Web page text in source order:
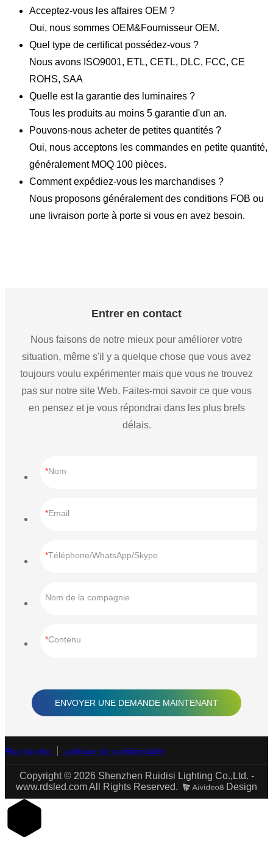
Acceptez-vous les affaires OEM ?
Oui, nous sommes OEM&Fournisseur OEM.
Quel type de certificat possédez-vous ?
Nous avons ISO9001, ETL, CETL, DLC, FCC, CE
ROHS, SAA
Quelle est la garantie des luminaires ?
Tous les produits au moins 5 garantie d'un an.
Pouvons-nous acheter de petites quantités ?
Oui, nous acceptons les commandes en petite quantité,
généralement MOQ 100 pièces.
Comment expédiez-vous les marchandises ?
Nous proposons généralement des conditions FOB ou
une livraison porte à porte si vous en avez besoin.
Entrer en contact
Nous faisons de notre mieux pour améliorer votre
situation, même s'il y a quelque chose que vous avez
toujours voulu expérimenter mais que vous ne trouvez
pas sur notre site Web. Faites-moi savoir ce que vous
en pensez et je vous répondrai dans les plus brefs
délais.
Nom
Email
Téléphone/WhatsApp/Skype
Nom de la compagnie
Contenu
ENVOYER UNE DEMANDE MAINTENANT
Plan du site politique de confidentialité
Copyright © 2026 Shenzhen Ruidisi Lighting Co.,Ltd. -
www.rdsled.com All Rights Reserved.
Design